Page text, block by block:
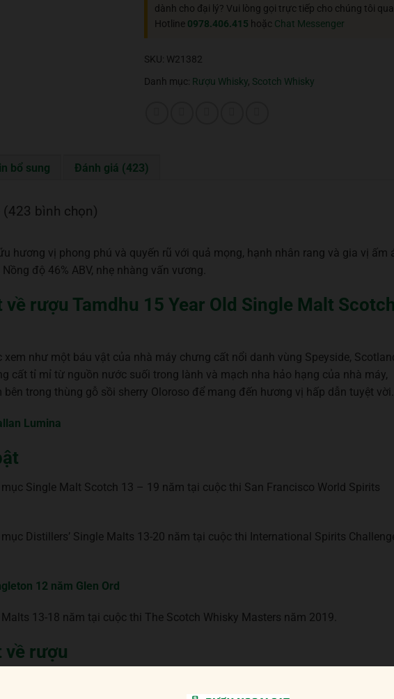
dành cho đại lý? Vui lòng gọi trực tiếp cho chúng tôi qua
Hotline 0978.406.415 hoặc Chat Messenger
SKU: W21382
Danh mục: Rượu Whisky, Scotch Whisky
bổ sung Đánh giá (423)
(423 bình chọn)
hương vị phong phú và quyến rũ với quả mọng, hạnh nhân rang và gia vị ấm
độ 46% ABV, nhẹ nhàng vấn vương.
rượu Tamdhu 15 Year Old Single Malt Scotch
như một báu vật của nhà máy chưng cất nổi danh vùng Speyside,
cất tỉ mỉ từ nguồn nước suối trong lành và mạch nha hảo hạng của nhà máy,
trong thùng gỗ sồi sherry Oloroso để mang đến hương vị hấp dẫn tuyệt vời.
Lumina
Single Malt Scotch 13 – 19 năm tại cuộc thi San Francisco World Spirits
Distillers’ Single Malts 13-20 năm tại cuộc thi International Spirits
12 năm Glen Ord
13-18 năm tại cuộc thi The Scotch Whisky Masters năm 2019.
rượu